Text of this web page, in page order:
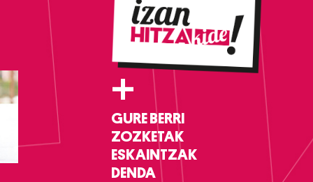
+
GURE BERRI
ZOZKETAK
ESKAINTZAK
DENDA